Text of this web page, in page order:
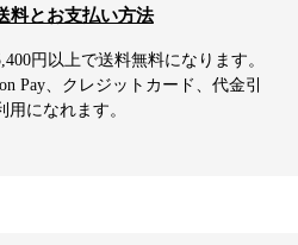
料とお支払い方法
円以上で送料無料になります。
Pay、クレジットカード、代金引
になれます。